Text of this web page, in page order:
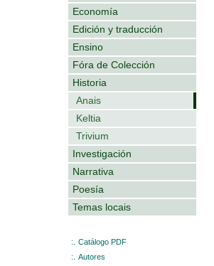
Economía
Edición y traducción
Ensino
Fóra de Colección
Historia
Anais
Keltia
Trivium
Investigación
Narrativa
Poesía
Temas locais
:.
Catálogo PDF
:.
Autores